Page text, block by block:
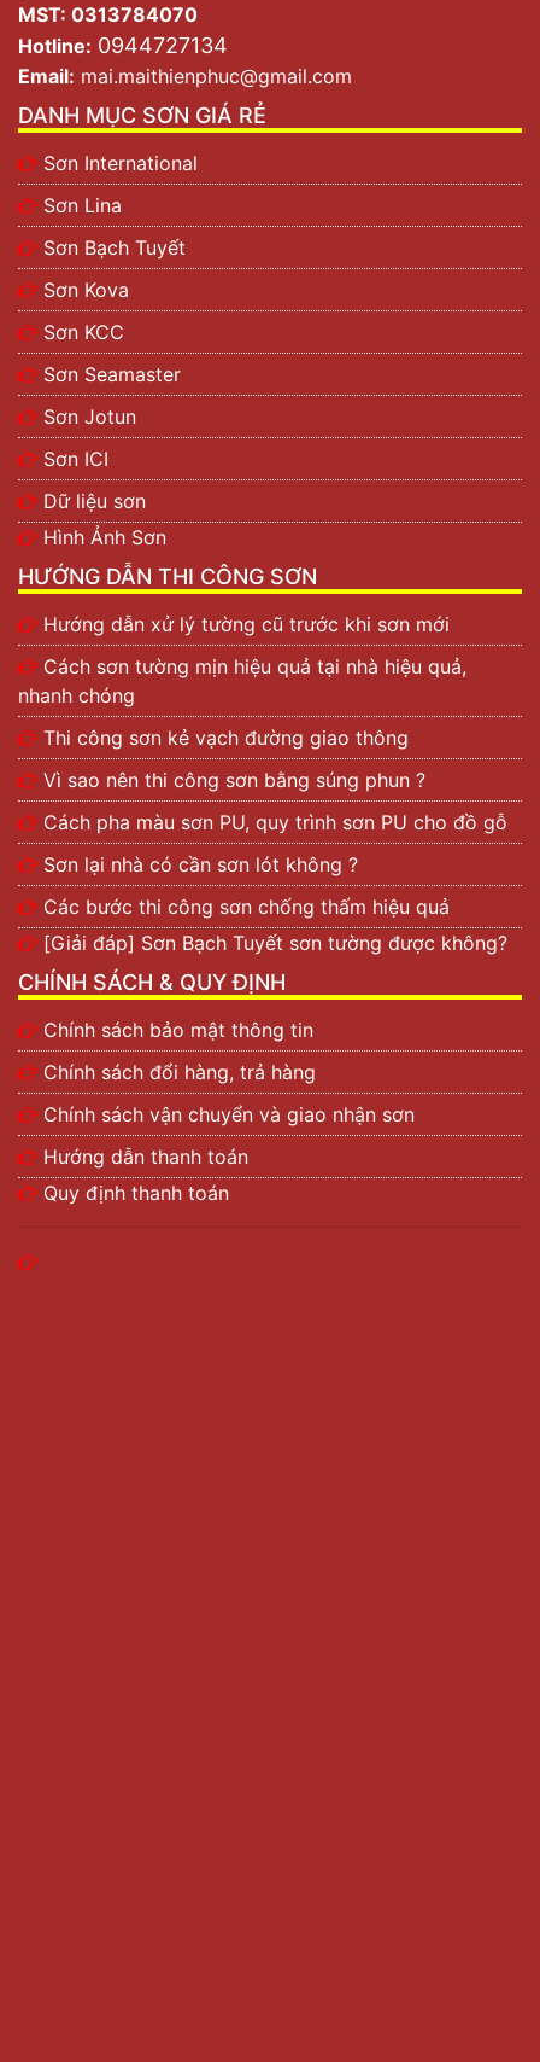
MST: 0313784070
Hotline: 0944727134
Email: mai.maithienphuc@gmail.com
DANH MỤC SƠN GIÁ RẺ
Sơn International
Sơn Lina
Sơn Bạch Tuyết
Sơn Kova
Sơn KCC
Sơn Seamaster
Sơn Jotun
Sơn ICI
Dữ liệu sơn
Hình Ảnh Sơn
HƯỚNG DẪN THI CÔNG SƠN
Hướng dẫn xử lý tường cũ trước khi sơn mới
Cách sơn tường mịn hiệu quả tại nhà hiệu quả,
nhanh chóng
Thi công sơn kẻ vạch đường giao thông
Vì sao nên thi công sơn bằng súng phun ?
Cách pha màu sơn PU, quy trình sơn PU cho đồ gỗ
Sơn lại nhà có cần sơn lót không ?
Các bước thi công sơn chống thấm hiệu quả
[Giải đáp] Sơn Bạch Tuyết sơn tường được không?
CHÍNH SÁCH & QUY ĐỊNH
Chính sách bảo mật thông tin
Chính sách đổi hàng, trả hàng
Chính sách vận chuyển và giao nhận sơn
Hướng dẫn thanh toán
Quy định thanh toán